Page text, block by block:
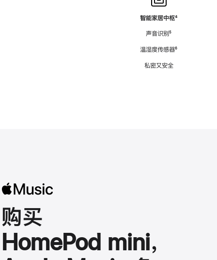
智能家居中枢脚
⁴
声音识别脚
⁵
温湿度传感器脚
⁶
私密又安全
购买
HomePod mini，